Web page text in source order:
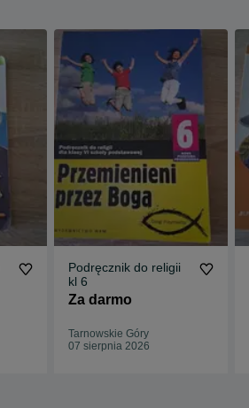
Podręcznik do religii
kl 6
Za darmo
Tarnowskie Góry
07 sierpnia 2026